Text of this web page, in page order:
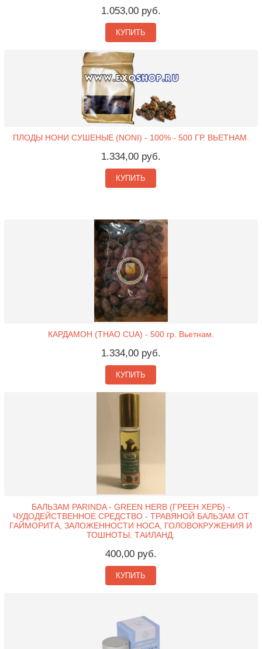
1.053,00 руб.
КУПИТЬ
ПЛОДЫ НОНИ СУШЕНЫЕ (NONI) - 100% - 500 ГР. ВЬЕТНАМ.
1.334,00 руб.
КУПИТЬ
КАРДАМОН (THAO CUA) - 500 гр. Вьетнам.
1.334,00 руб.
КУПИТЬ
БАЛЬЗАМ PARINDA - GREEN HERB (ГРЕЕН ХЕРБ) -
ЧУДОДЕЙСТВЕННОЕ СРЕДСТВО - ТРАВЯНОЙ БАЛЬЗАМ ОТ
ГАЙМОРИТА, ЗАЛОЖЕННОСТИ НОСА, ГОЛОВОКРУЖЕНИЯ И
ТОШНОТЫ. ТАИЛАНД.
400,00 руб.
КУПИТЬ